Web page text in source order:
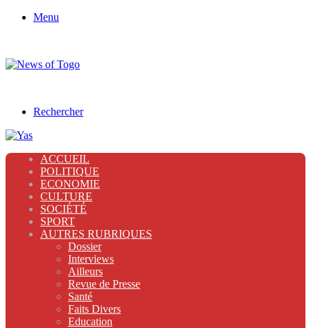
Menu
Rechercher
ACCUEIL
POLITIQUE
ECONOMIE
CULTURE
SOCIÉTÉ
SPORT
AUTRES RUBRIQUES
Dossier
Interviews
Ailleurs
Revue de Presse
Santé
Faits Divers
Education